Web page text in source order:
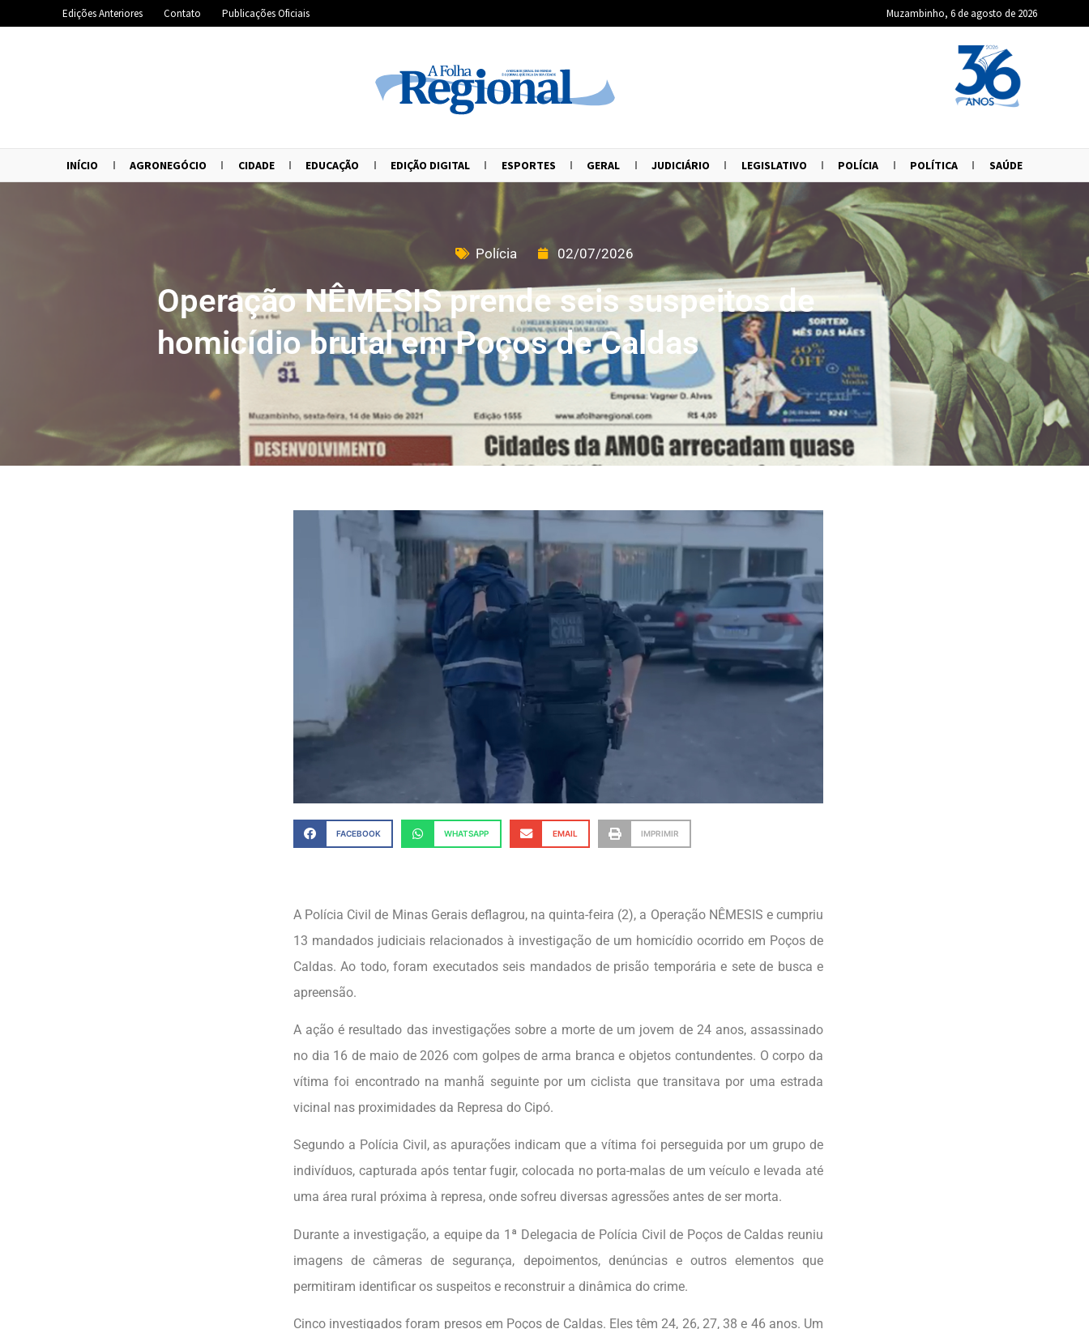
Edições Anteriores Contato Publicações Oficiais Muzambinho, 6 de agosto de 2026
INÍCIO AGRONEGÓCIO CIDADE EDUCAÇÃO EDIÇÃO DIGITAL ESPORTES GERAL JUDICIÁRIO LEGISLATIVO POLÍCIA POLÍTICA SAÚDE
Polícia 02/07/2026
Operação NÊMESIS prende seis suspeitos de
homicídio brutal em Poços de Caldas
FACEBOOK WHATSAPP EMAIL IMPRIMIR
A Polícia Civil de Minas Gerais deflagrou, na quinta-feira (2), a Operação NÊMESIS e cumpriu
13 mandados judiciais relacionados à investigação de um homicídio ocorrido em Poços de
Caldas. Ao todo, foram executados seis mandados de prisão temporária e sete de busca e
apreensão.
A ação é resultado das investigações sobre a morte de um jovem de 24 anos, assassinado
no dia 16 de maio de 2026 com golpes de arma branca e objetos contundentes. O corpo da
vítima foi encontrado na manhã seguinte por um ciclista que transitava por uma estrada
vicinal nas proximidades da Represa do Cipó.
Segundo a Polícia Civil, as apurações indicam que a vítima foi perseguida por um grupo de
indivíduos, capturada após tentar fugir, colocada no porta-malas de um veículo e levada até
uma área rural próxima à represa, onde sofreu diversas agressões antes de ser morta.
Durante a investigação, a equipe da 1ª Delegacia de Polícia Civil de Poços de Caldas reuniu
imagens de câmeras de segurança, depoimentos, denúncias e outros elementos que
permitiram identificar os suspeitos e reconstruir a dinâmica do crime.
Cinco investigados foram presos em Poços de Caldas. Eles têm 24, 26, 27, 38 e 46 anos. Um